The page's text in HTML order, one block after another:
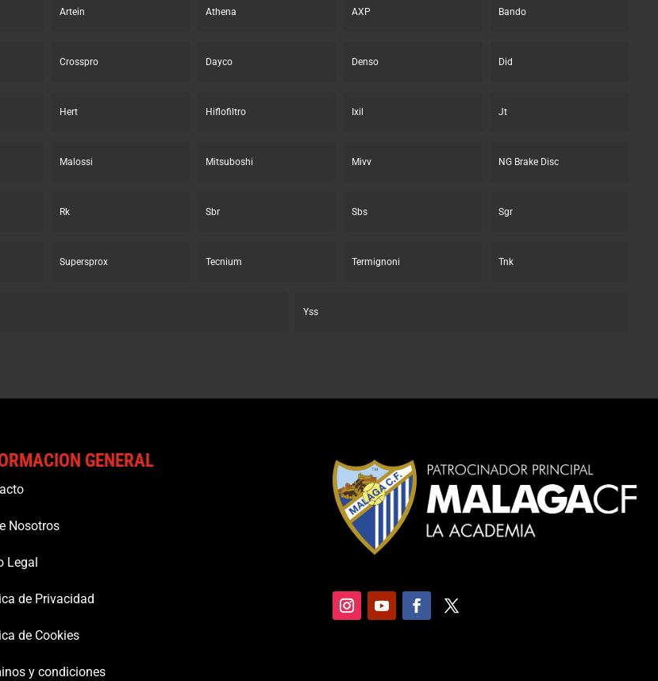
Artein Athena AXP Bando
Crosspro Dayco Denso Did
Hert Hiflofiltro Ixil Jt
Malossi Mitsuboshi Mivv NG Brake Disc
Rk Sbr Sbs Sgr
Supersprox Tecnium Termignoni Tnk
Yss
GENERAL
Nosotros
Legal
de Privacidad
de Cookies
y condiciones